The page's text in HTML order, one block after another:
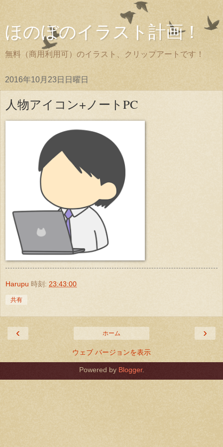
ほのぼのイラスト計画！
無料（商用利用可）のイラスト、クリップアートです！
2016年10月23日日曜日
人物アイコン+ノートPC
Harupu 時刻: 23:43:00
共有
‹ ›
ホーム
ウェブ バージョンを表示
Powered by Blogger.